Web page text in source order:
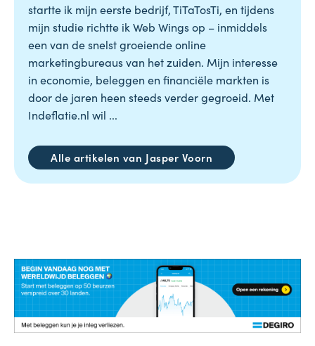
startte ik mijn eerste bedrijf, TiTaTosTi, en tijdens
mijn studie richtte ik Web Wings op – inmiddels
een van de snelst groeiende online
marketingbureaus van het zuiden. Mijn interesse
in economie, beleggen en financiële markten is
door de jaren heen steeds verder gegroeid. Met
Indeflatie.nl wil ...
Alle artikelen van Jasper Voorn